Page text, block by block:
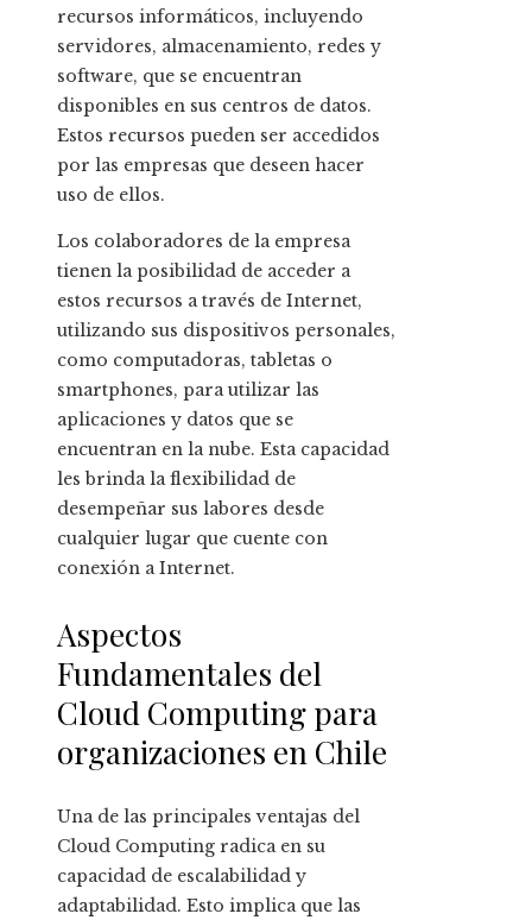
recursos informáticos, incluyendo
servidores, almacenamiento, redes y
software, que se encuentran
disponibles en sus centros de datos.
Estos recursos pueden ser accedidos
por las empresas que deseen hacer
uso de ellos.
Los colaboradores de la empresa
tienen la posibilidad de acceder a
estos recursos a través de Internet,
utilizando sus dispositivos personales,
como computadoras, tabletas o
smartphones, para utilizar las
aplicaciones y datos que se
encuentran en la nube. Esta capacidad
les brinda la flexibilidad de
desempeñar sus labores desde
cualquier lugar que cuente con
conexión a Internet.
Aspectos
Fundamentales del
Cloud Computing para
organizaciones en Chile
Una de las principales ventajas del
Cloud Computing radica en su
capacidad de escalabilidad y
adaptabilidad. Esto implica que las